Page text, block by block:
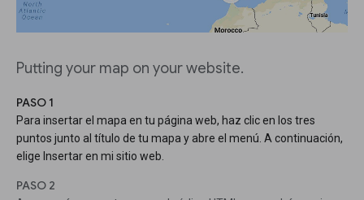
Putting your map on your website.
PASO 1
Para insertar el mapa en tu página web, haz clic en los tres
puntos junto al título de tu mapa y abre el menú. A continuación,
elige Insertar en mi sitio web.
PASO 2